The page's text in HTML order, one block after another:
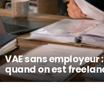
VAE sans
quand on est